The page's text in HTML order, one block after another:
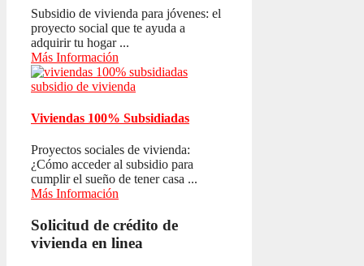
Subsidio de vivienda para jóvenes: el
proyecto social que te ayuda a
adquirir tu hogar ...
Más Información
Viviendas 100% Subsidiadas
Proyectos sociales de vivienda:
¿Cómo acceder al subsidio para
cumplir el sueño de tener casa ...
Más Información
Solicitud de crédito de
vivienda en linea